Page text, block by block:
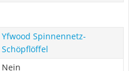
Yfwood Spinnennetz-
Schöpflöffel
Nein